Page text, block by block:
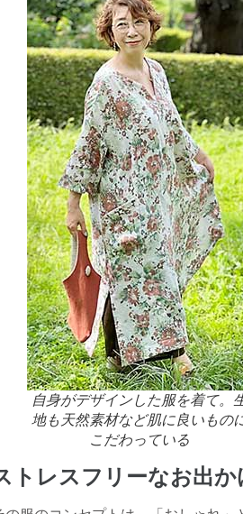
自身がデザインした服を着て。
地も天然素材など肌に良いもの
こだわっている
トレスフリーなお出か